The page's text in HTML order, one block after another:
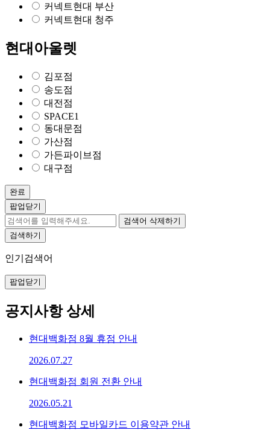
커넥트현대 부산
커넥트현대 청주
현대아울렛
김포점
송도점
대전점
SPACE1
동대문점
가산점
가든파이브점
대구점
완료
팝업닫기
검색어 삭제하기
검색하기
인기검색어
팝업닫기
공지사항 상세
현대백화점 8월 휴점 안내
2026.07.27
현대백화점 회원 전환 안내
2026.05.21
현대백화점 모바일카드 이용약관 안내